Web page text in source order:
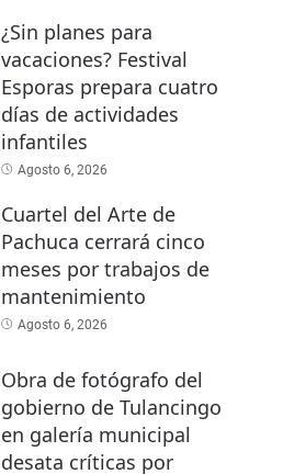
¿Sin planes para
vacaciones? Festival
Esporas prepara cuatro
días de actividades
infantiles
Agosto 6, 2026
Cuartel del Arte de
Pachuca cerrará cinco
meses por trabajos de
mantenimiento
Agosto 6, 2026
Obra de fotógrafo del
gobierno de Tulancingo
en galería municipal
desata críticas por